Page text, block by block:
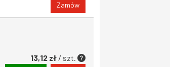
Zamów
13,12 zł / szt.